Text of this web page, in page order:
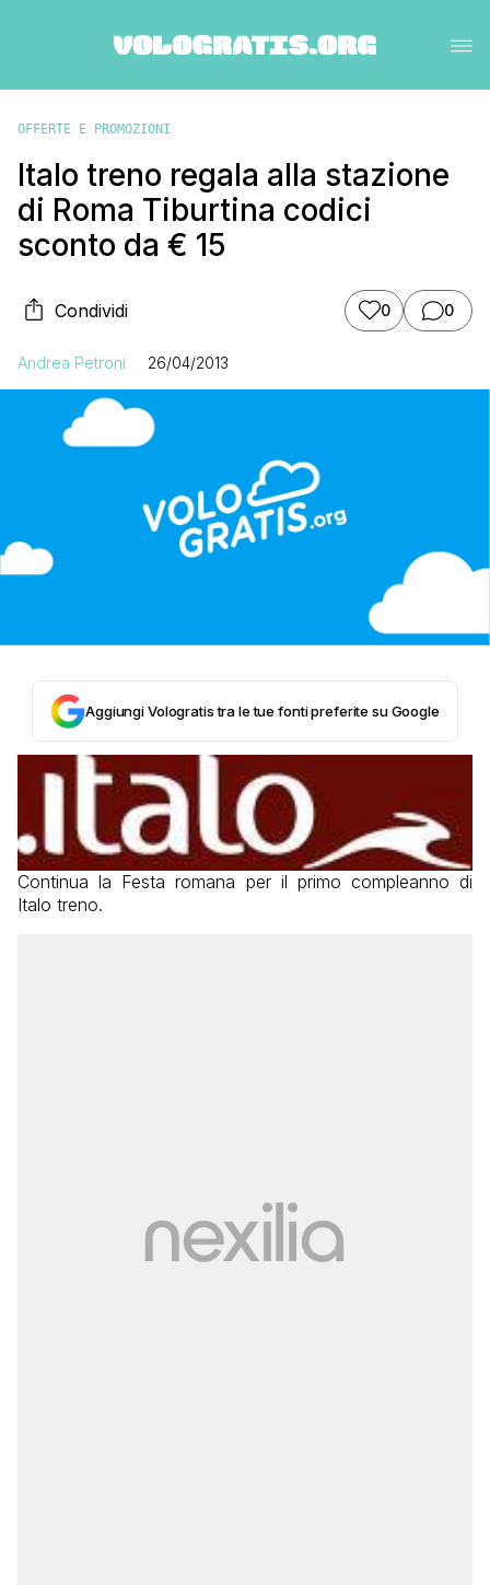
OFFERTE E PROMOZIONI
Italo treno regala alla stazione
di Roma Tiburtina codici
sconto da € 15
Condividi 0 0
Andrea Petroni 26/04/2013
Aggiungi Vologratis tra le tue fonti preferite su Google
Continua la Festa romana per il primo compleanno di
Italo treno.